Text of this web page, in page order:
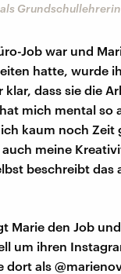
Grundschullehrerin
Job war und
hatte, wurde
klar, dass sie die
mich mental so
kaum noch Zeit
meine
beschreibt das
Marie den Job
um ihren
dort als